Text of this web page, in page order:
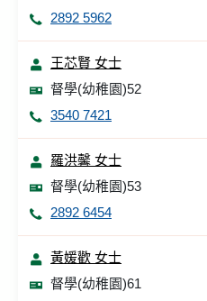
2892 5962
王芯賢 女士
督學(幼稚園)52
3540 7421
羅洪馨 女士
督學(幼稚園)53
2892 6454
黃媛歡 女士
督學(幼稚園)61